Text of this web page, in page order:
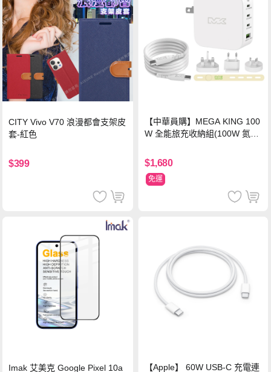
CITY Vivo V70 浪漫都會支架皮
套-紅色
$399
【中華員購】MEGA KING 100
W 全能旅充收納組(100W 氮化
萬國轉接器)
$1,680
免運
Imak 艾美克 Google Pixel 10a 【Apple】 60W USB-C 充電連